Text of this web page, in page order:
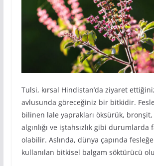
Tulsi, kırsal Hindistan’da ziyaret
avlusunda göreceğiniz bir bitkidir.
bilinen lale yaprakları öksürük, bronşit,
algınlığı ve iştahsızlık gibi durumlarda
olabilir. Aslında, dünya çapında
kullanılan bitkisel balgam söktürücü